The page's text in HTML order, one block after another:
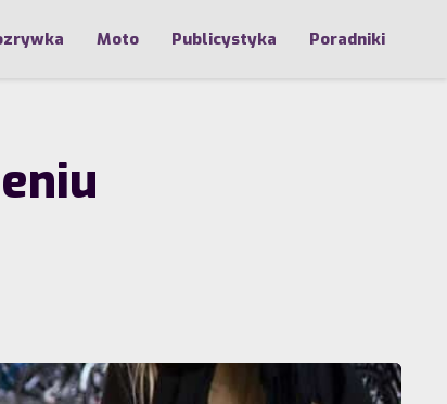
Moto Publicystyka Poradniki